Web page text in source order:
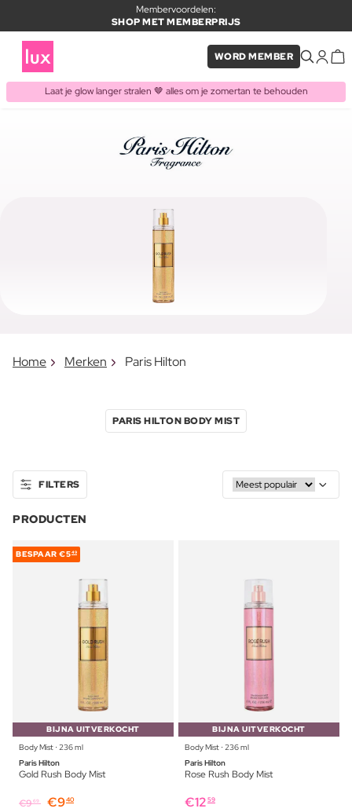
Membervoordelen:
SHOP MET MEMBERPRIJS
WORD MEMBER
Laat je glow langer stralen 🤎 alles om je zomertan te behouden
Home Merken Paris Hilton
PARIS HILTON BODY MIST
FILTERS
PRODUCTEN
BESPAAR €549
BIJNA UITVERKOCHT
Body Mist ⋅ 236 ml
Paris Hilton
Gold Rush Body Mist
€969 €940
BIJNA UITVERKOCHT
Body Mist ⋅ 236 ml
Paris Hilton
Rose Rush Body Mist
€12 59